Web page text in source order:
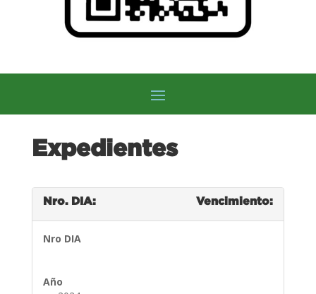
Expedientes
Nro. DIA: Vencimiento:
Nro DIA
Año